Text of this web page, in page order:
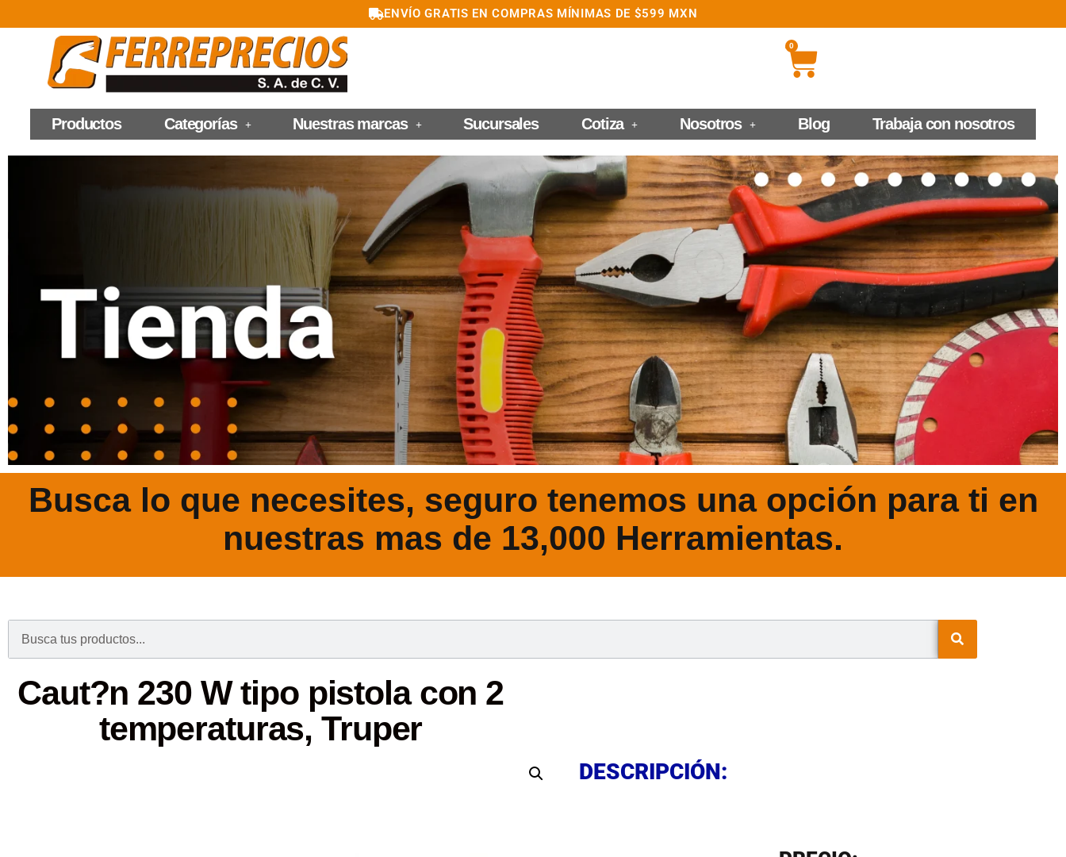
ENVÍO GRATIS EN COMPRAS MÍNIMAS DE $599 MXN
0
Productos Categorías Nuestras marcas Sucursales Cotiza Nosotros Blog Trabaja con nosotros
Busca lo que necesites, seguro tenemos una opción para ti en
nuestras mas de 13,000 Herramientas.
Caut?n 230 W tipo pistola con 2
temperaturas, Truper
DESCRIPCIÓN: